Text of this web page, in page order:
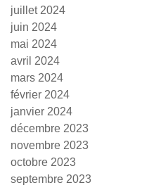
juillet 2024
juin 2024
mai 2024
avril 2024
mars 2024
février 2024
janvier 2024
décembre 2023
novembre 2023
octobre 2023
septembre 2023